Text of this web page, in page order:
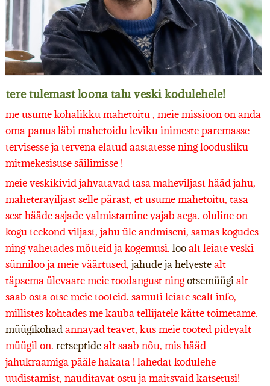
tere tulemast loona talu veski kodulehele!
me usume kohalikku mahetoitu , meie missioon on anda
oma panus läbi mahetoidu leviku inimeste paremasse
tervisesse ja tervena elatud aastatesse ning loodusliku
mitmekesisuse säilimisse !
meie veskikivid jahvatavad tasa maheviljast hääd jahu,
maheteraviljast selle pärast, et usume mahetoitu, tasa
sest hääde asjade valmistamine vajab aega. oluline on
kogu teekond viljast, jahu üle andmiseni, samas kogudes
ning vahetades mõtteid ja kogemusi. looalt leiate veski
sünniloo ja meie väärtused, jahude ja helvestealt
täpsema ülevaate meie toodangust ningotsemüügialt
saab osta otse meie tooteid. samuti leiate sealt info,
millistes kohtades me kauba tellijatele kätte toimetame.
müügikohadannavad teavet, kus meie tooted pidevalt
müügil on. retseptidealt saab nõu, mis hääd
jahukraamiga pääle hakata ! lahedat kodulehe
uudistamist, nauditavat ostu ja maitsvaid katsetusi!